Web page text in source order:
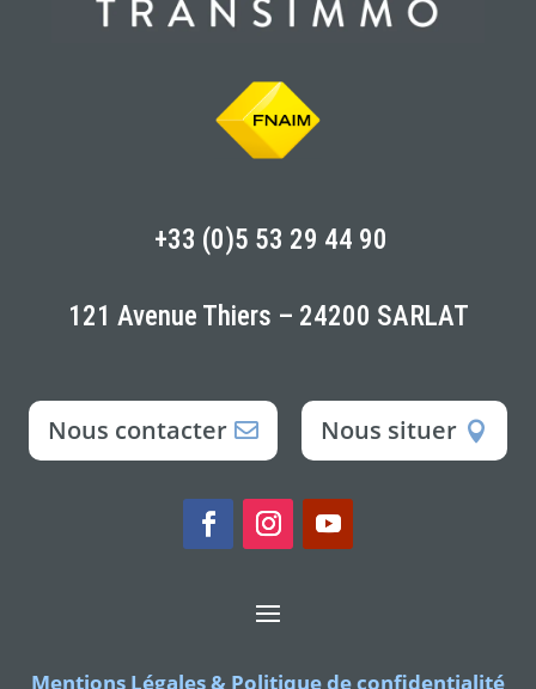
+33 (0)5 53 29 44 90
121 Avenue Thiers – 24200 SARLAT
Nous contacter Nous situer
Mentions Légales & Politique de confidentialité